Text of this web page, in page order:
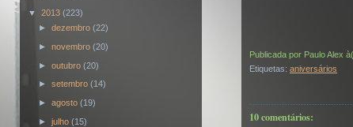
▼ 2013 (223)
►dezembro(22)
►novembro(20)
►outubro(20)
►setembro(14)
►agosto(19)
►julho(15)
Publicada por Paulo Alex
Etiquetas: aniversários
10 comentários: